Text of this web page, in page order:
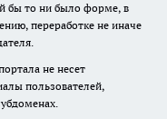
бы то ни было форме, в
переработке не иначе
не несет
пользователей,